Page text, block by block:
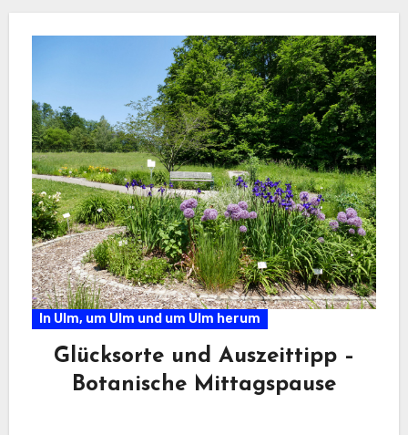
In Ulm, um Ulm und um Ulm herum
Glücksorte und Auszeittipp –
Botanische Mittagspause